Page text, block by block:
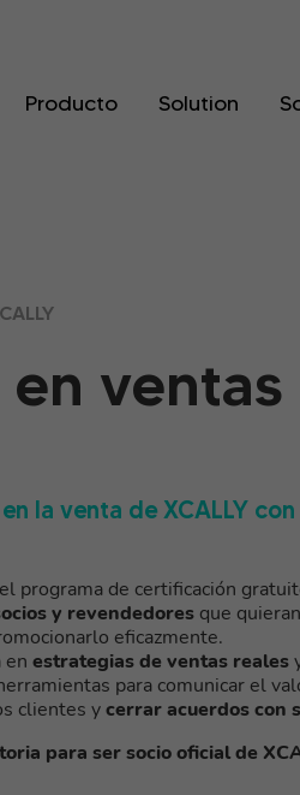
Producto Solution
ventas
la venta de XCALLY con
programa de certificación
y revendedores que
eficazmente.
en estrategias de ventas reales
para comunicar el
clientes ycerrar acuerdos con
para ser socio oficial de